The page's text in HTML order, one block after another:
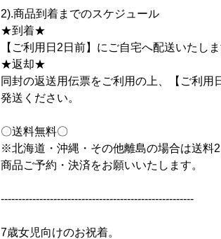
2).商品到着までのスケジュール
★到着★
【ご利用日2日前】にご自宅へ配送いたしま
★返却★
同封の返送用伝票をご利用の上、【ご利
発送ください。
〇送料無料〇
※北海道・沖縄・その他離島の場合は送料
商品ご予約・決済をお願いいたします。
-------------------------------------------------------
7歳女児向けのお祝着。